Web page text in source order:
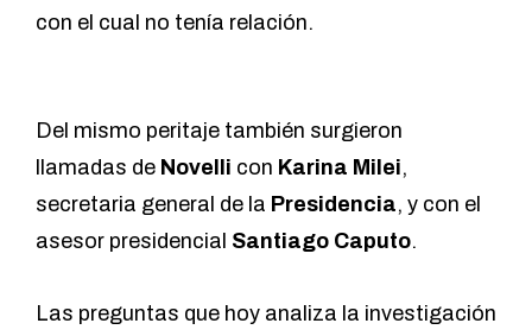
con el cual no tenía relación.
Del mismo peritaje también surgieron
llamadas de Novelli con Karina Milei,
secretaria general de la Presidencia, y con el
asesor presidencial Santiago Caputo.
Las preguntas que hoy analiza la investigación